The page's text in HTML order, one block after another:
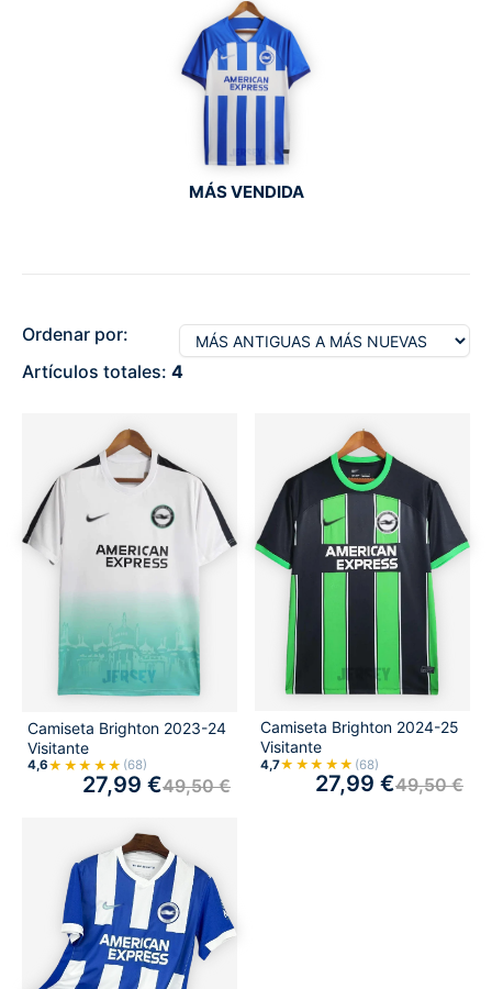
MÁS VENDIDA
Ordenar por:
Artículos totales: 4
Camiseta Brighton 2023-24
Visitante
4,6★★★★★ (68)
49,50€
27,99 €
Camiseta Brighton 2024-25
Visitante
4,7★★★★★ (68)
49,50€
27,99 €